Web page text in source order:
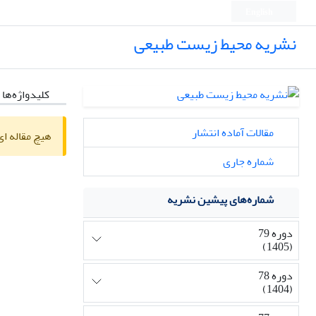
نشریه محیط زیست طبیعی
هیچ مقاله
مقالات آماده انتشار
شماره جاری
شماره‌های پیشین نشریه
دوره 79
(1405)
دوره 78
(1404)